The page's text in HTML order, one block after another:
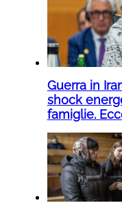
Guerra in
shock
famiglie.